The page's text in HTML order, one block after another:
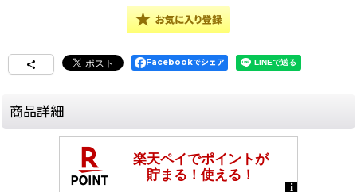
Facebookでシェア
商品詳細